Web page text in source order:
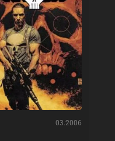
03.2006